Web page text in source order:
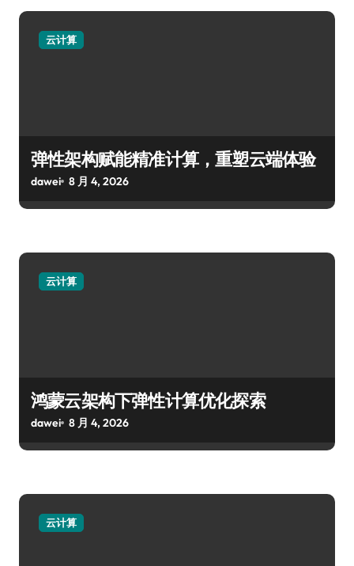
云计算
弹性架构赋能精准计算，重塑云端体验
dawei 8 月 4, 2026
云计算
鸿蒙云架构下弹性计算优化探索
dawei 8 月 4, 2026
云计算